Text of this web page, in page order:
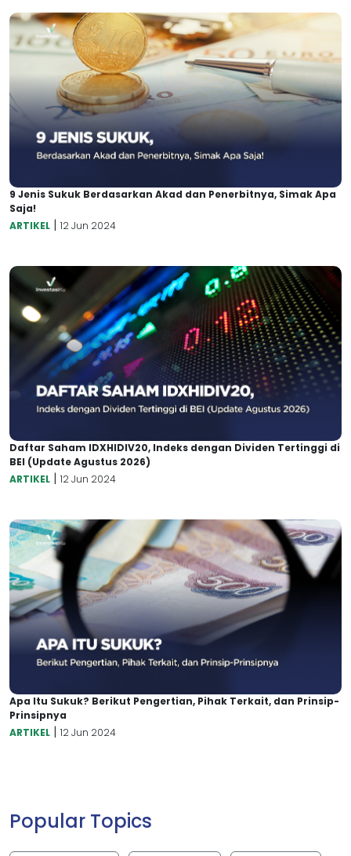
9 Jenis Sukuk Berdasarkan Akad dan Penerbitnya, Simak Apa
Saja!
ARTIKEL | 12 Jun 2024
Daftar Saham IDXHIDIV20, Indeks dengan Dividen Tertinggi di
BEI (Update Agustus 2026)
ARTIKEL | 12 Jun 2024
Apa Itu Sukuk? Berikut Pengertian, Pihak Terkait, dan Prinsip-
Prinsipnya
ARTIKEL | 12 Jun 2024
Popular Topics